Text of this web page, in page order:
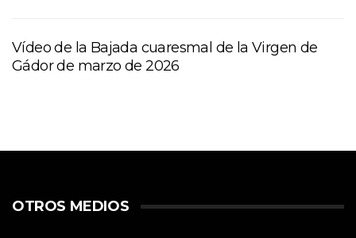
Vídeo de la Bajada cuaresmal de la Virgen de
Gádor de marzo de 2026
OTROS MEDIOS